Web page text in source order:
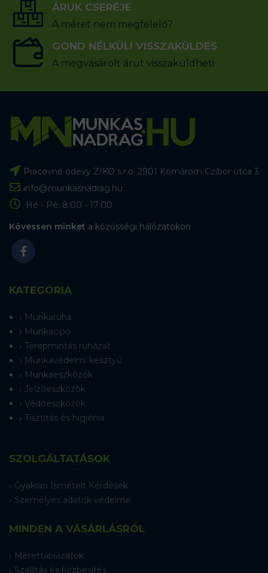
ÁRUK CSERÉJE
A méret nem megfelelő?
GOND NÉLKÜLI VISSZAKÜLDÉS
A megvásárolt árut visszaküldheti
Pracovné odevy ZIKO s.r.o. 2901 Komárom Czibor utca 3
info@munkasnadrag.hu
Hé - Pé: 8:00 - 17:00
Kövessen minket a közösségi hálózatokon
KATEGÓRIA
Munkaruha
Munkacipő
Terepmintás ruházat
Munkavédelmi kesztyű
Munkaeszközök
Jelzőeszközök
Védőeszközök
Tisztítás és higiénia
SZOLGÁLTATÁSOK
Gyakran Ismételt Kérdések
Személyes adatok védelme
MINDEN A VÁSÁRLÁSRÓL
Mérettáblázatok
Szállítás és kézbesítés